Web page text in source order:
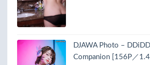
DJAWA Photo –
Companion [156P／